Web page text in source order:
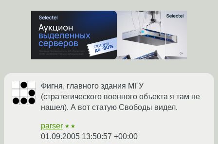
Фигня, главного здания МГУ
(стратегического военного объекта я там не
нашел). А вот статую Свободы видел.
parser ★★
01.09.2005 13:50:57 +00:00